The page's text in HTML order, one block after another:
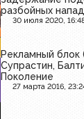
разбойных
30 июля 2020,
Рекламный блок
Супрастин,
Поколение
27 марта 2016,